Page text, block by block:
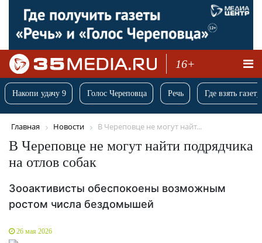
16+
Накопи удачу 9 Голос Череповца Речь Где взять
Главная Новости В Череповце не могут найт...
В Череповце не могут найти подрядчика
на отлов собак
Зооактивисты обеспокоены возможным
ростом числа бездомышей
26 мая 2026